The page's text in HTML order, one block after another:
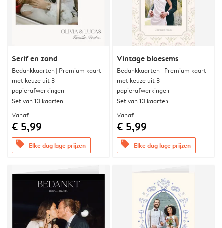
Serif en zand
Bedankkaarten | Premium kaart
met keuze uit 3
papierafwerkingen
Set van 10 kaarten
Vanaf
€ 5,99
offers Elke dag lage prijzen
Vintage bloesems
Bedankkaarten | Premium kaart
met keuze uit 3
papierafwerkingen
Set van 10 kaarten
Vanaf
€ 5,99
offers Elke dag lage prijzen